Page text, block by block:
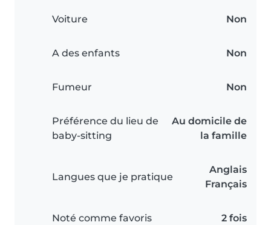
Voiture Non
A des enfants Non
Fumeur Non
Préférence du lieu de
baby-sitting
Au domicile de
la famille
Langues que je pratique
Anglais
Français
Noté comme favoris 2 fois